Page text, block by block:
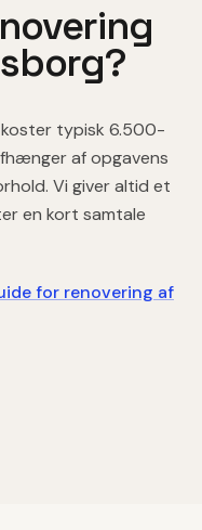
?
koster typisk 6.500-
af opgavens
Vi giver altid et
en kort samtale
for renovering af